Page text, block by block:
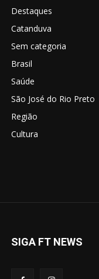
Destaques
Catanduva
Sem categoria
Brasil
Saúde
São José do Rio Preto
Região
Cultura
SIGA FT NEWS